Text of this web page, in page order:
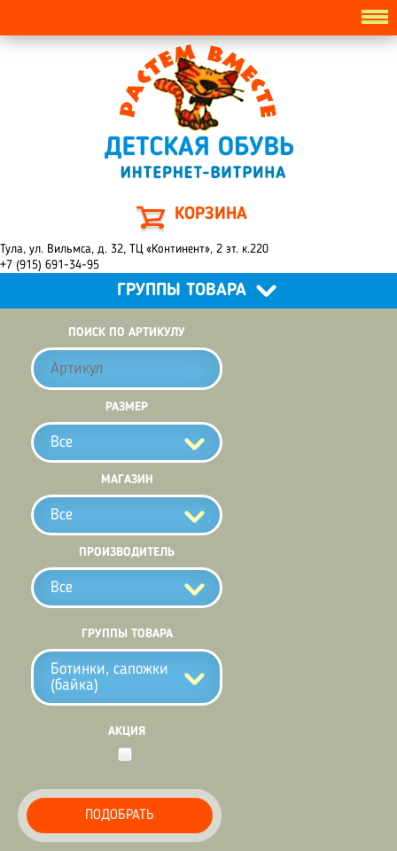
КОРЗИНА
Тула, ул. Вильмса, д. 32, ТЦ «Континент», 2 эт. к.220
+7 (915) 691-34-95
ГРУППЫ ТОВАРА
ПОИСК ПО АРТИКУЛУ
РАЗМЕР
Все
МАГАЗИН
Все
ПРОИЗВОДИТЕЛЬ
Все
ГРУППЫ ТОВАРА
Ботинки, сапожки
(байка)
АКЦИЯ
ПОДОБРАТЬ